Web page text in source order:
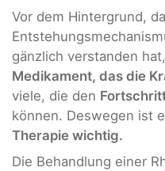
Vor dem Hintergrund,
gänzlich verstanden
Medikament, das die
viele, die den
können. Deswegen ist
Therapie wichtig.
Die Behandlung einer